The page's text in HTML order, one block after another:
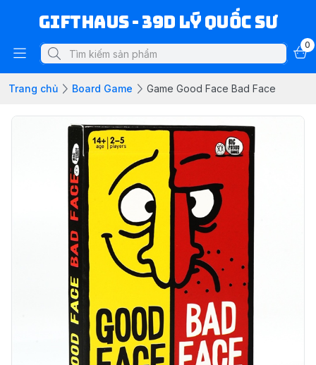
Gifthaus - 39D Lý Quốc Sư
0
Trang chủ Board Game Game Good Face Bad Face